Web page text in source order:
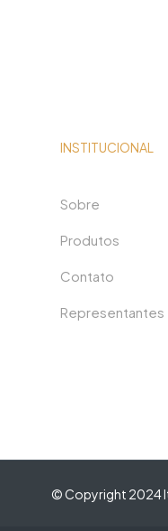
INSTITUCIONAL
Sobre
Produtos
Contato
Representantes
© Copyright 2024